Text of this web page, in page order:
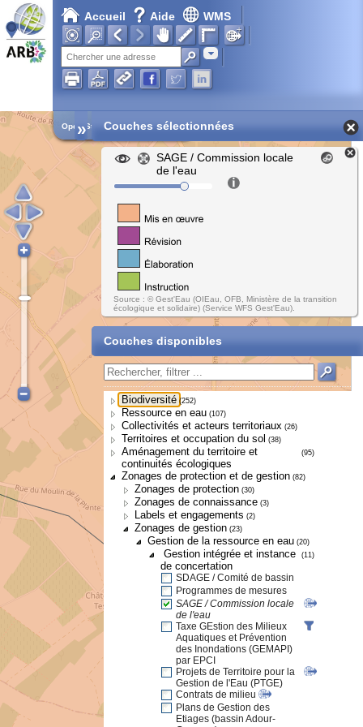
Accueil Aide WMS
Adresse
Open Street Map
» Couches sélectionnées
SAGE / Commission locale
de l'eau
Source : © Gest'Eau (OIEau, OFB, Ministère de la transition
écologique et solidaire) (Service WFS Gest'Eau).
Couches disponibles
Biodiversité (252)
Ressource en eau (107)
Collectivités et acteurs territoriaux (26)
Territoires et occupation du sol (38)
Aménagement du territoire et
continuités écologiques
(95)
Zonages de protection et de gestion (82)
Zonages de protection (30)
Zonages de connaissance (3)
Labels et engagements (2)
Zonages de gestion (23)
Gestion de la ressource en eau (20)
Gestion intégrée et instance
de concertation
(11)
SDAGE / Comité de bassin
Programmes de mesures
SAGE / Commission locale
de l'eau
Taxe GEstion des Milieux
Aquatiques et Prévention
des Inondations (GEMAPI)
par EPCI
Projets de Territoire pour la
Gestion de l'Eau (PTGE)
Contrats de milieu
Plans de Gestion des
Etiages (bassin Adour-